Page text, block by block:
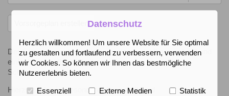
Der Schwangerschafts-Vorsorgeplaner gibt Ihnen schnell und
einfach einen Überblick über wichtige Termine in Ihrer
Schwangerschaft.
Hierzu zählen insbesondere Ultraschall- und
Datenschutz
Herzlich willkommen! Um unsere Website für Sie optimal
zu gestalten und fortlaufend zu verbessern, verwenden
wir Cookies. So können wir Ihnen das bestmögliche
Nutzererlebnis bieten.
Essenziell Externe Medien Statistik